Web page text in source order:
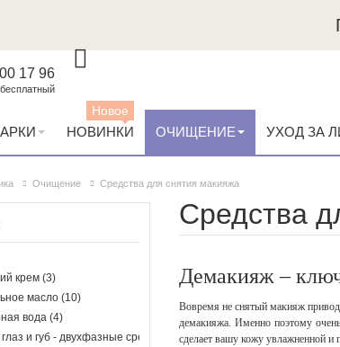
17 96
НОВИНКИ
Новое
ОЧИЩЕНИЕ УХОД ЗА
Очищение Средства для снятия макияжа
Средства
Демакияж –
Вовремя не снятый макияж
демакияжа. Именно поэтому
сделает вашу кожу увлажненной и
крем (3)
масло (10)
вода (4)
и губ - двухфазные средство
(1)